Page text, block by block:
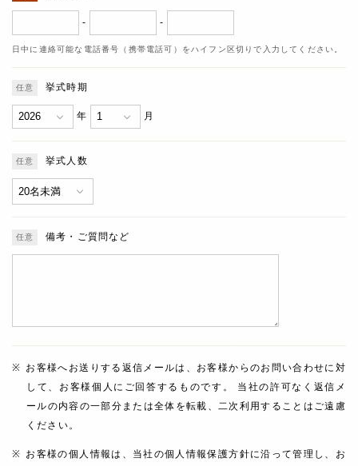
- -
日中に連絡可能な電話番号（携帯電話可）をハイフン区切りで入力してください。
挙式時期
年 月
挙式人数
備考・ご質問など
お客様へお送りする返信メールは、お客様からのお問い合わせに対
して、お客様個人にご回答するものです。 当社の許可なく返信メ
ールの内容の一部分または全体を転載、二次利用することはご遠慮
ください。
お客様の個人情報は、当社の個人情報保護方針に沿って管理し、お